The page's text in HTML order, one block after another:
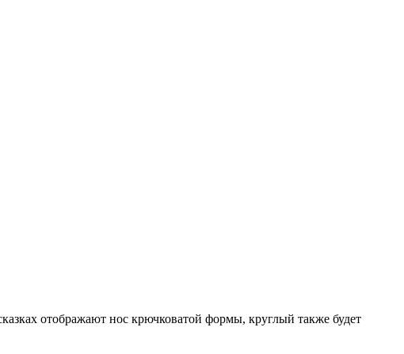
отображают нос крючковатой формы, круглый также будет